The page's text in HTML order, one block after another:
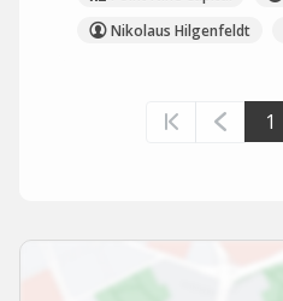
Nikolaus Hilgenfeldt
1